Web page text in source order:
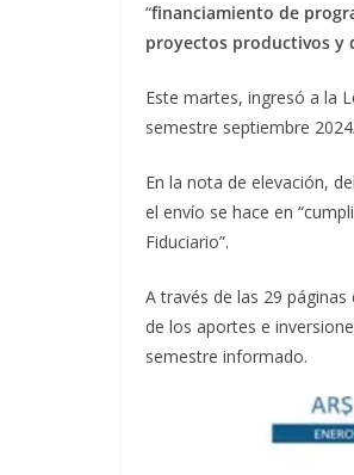
“financiamiento de
proyectos productivos y
Este martes, ingresó a la
semestre septiembre
En la nota de elevación, del
el envío se hace en
Fiduciario”.
A través de las 29
de los aportes e
semestre informado.